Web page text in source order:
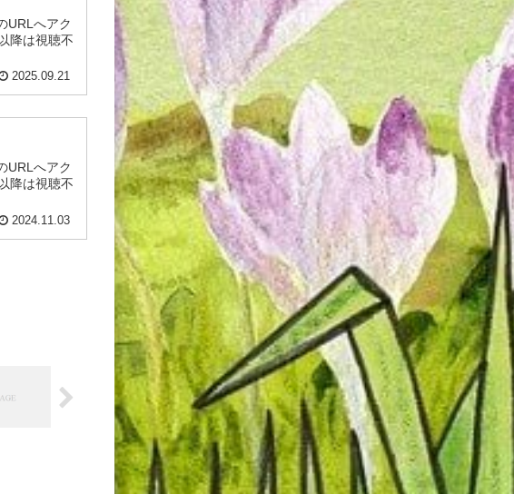
URLへアク
降は視聴不
2025.09.21
URLへアク
降は視聴不
2024.11.03